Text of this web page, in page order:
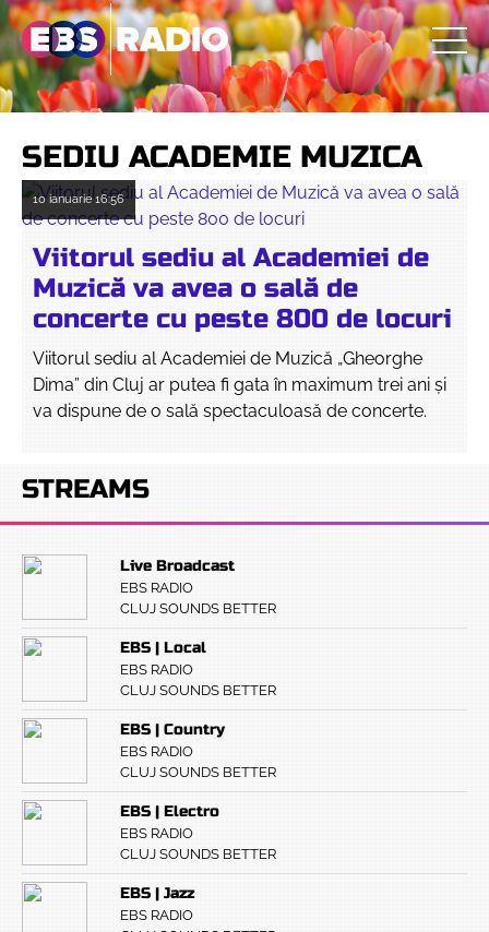
SEDIU ACADEMIE MUZICA
10 ianuarie16:56
Viitorul sediu al Academiei de
Muzică va avea o sală de
concerte cu peste 800 de locuri
Viitorul sediu al Academiei de Muzică „Gheorghe
Dima” din Cluj ar putea fi gata în maximum trei ani și
va dispune de o sală spectaculoasă de concerte.
STREAMS
Live Broadcast
EBS RADIO
CLUJ SOUNDS BETTER
EBS | Local
EBS RADIO
CLUJ SOUNDS BETTER
EBS | Country
EBS RADIO
CLUJ SOUNDS BETTER
EBS | Electro
EBS RADIO
CLUJ SOUNDS BETTER
EBS | Jazz
EBS RADIO